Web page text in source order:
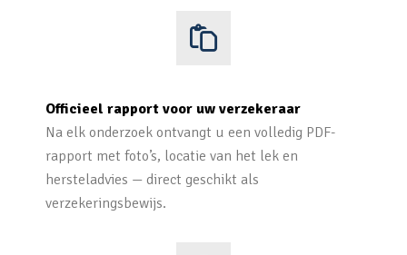
Officieel rapport voor uw verzekeraar
Na elk onderzoek ontvangt u een volledig PDF-
rapport met foto’s, locatie van het lek en
hersteladvies — direct geschikt als
verzekeringsbewijs.